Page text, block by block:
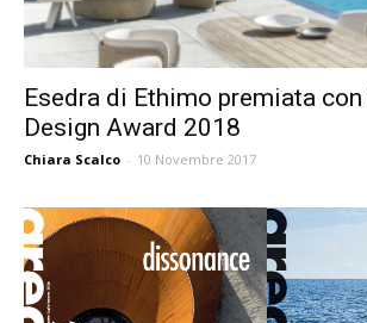
Esedra di Ethimo premiata
Design Award 2018
Chiara Scalco - 10 Novembre 2017